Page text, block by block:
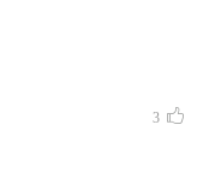
3